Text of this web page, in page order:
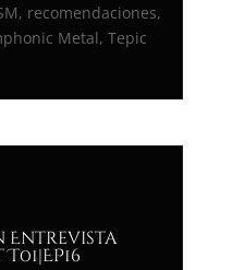
, recomendaciones,
Metal, Tepic
Entrevista